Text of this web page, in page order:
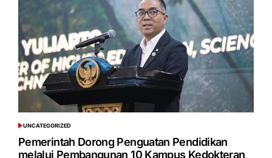
POSTED
IN
UNCATEGORIZED
Pemerintah Dorong Penguatan Pendidikan
melalui Pembangunan 10 Kampus Kedokteran